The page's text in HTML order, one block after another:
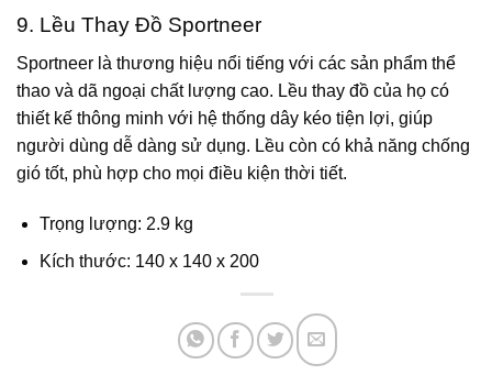
9. Lều Thay Đồ Sportneer
Sportneer là thương hiệu nổi tiếng với các sản phẩm thể
thao và dã ngoại chất lượng cao. Lều thay đồ của họ có
thiết kế thông minh với hệ thống dây kéo tiện lợi, giúp
người dùng dễ dàng sử dụng. Lều còn có khả năng chống
gió tốt, phù hợp cho mọi điều kiện thời tiết.
Trọng lượng: 2.9 kg
Kích thước: 140 x 140 x 200